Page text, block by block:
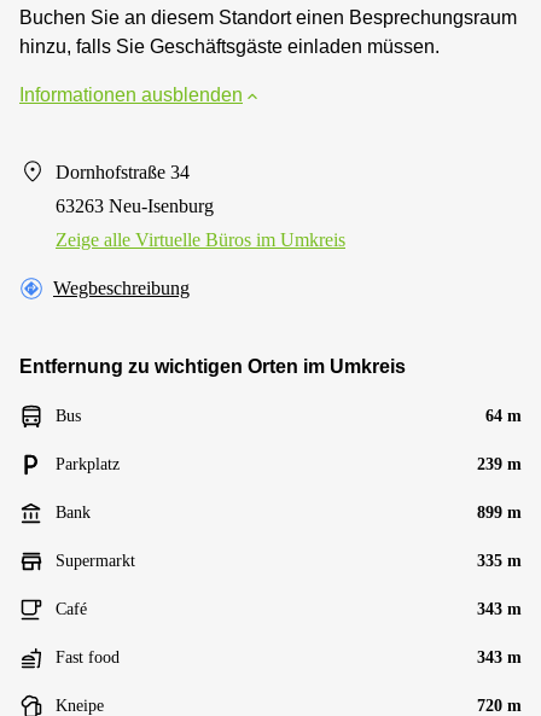
Buchen Sie an diesem Standort einen Besprechungsraum
hinzu, falls Sie Geschäftsgäste einladen müssen.
Informationen ausblenden
Dornhofstraße 34
63263 Neu-Isenburg
Zeige alle Virtuelle Büros im Umkreis
Wegbeschreibung
Entfernung zu wichtigen Orten im Umkreis
Bus 64 m
Parkplatz 239 m
Bank 899 m
Supermarkt 335 m
Café 343 m
Fast food 343 m
Kneipe 720 m